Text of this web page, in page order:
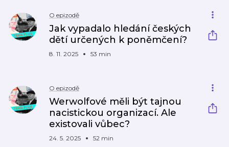
O epizodě
Jak vypadalo hledání českých
dětí určených k poněmčení?
8. 11. 2025 53 min
O epizodě
Werwolfové měli být tajnou
nacistickou organizací. Ale
existovali vůbec?
24. 5. 2025 52 min